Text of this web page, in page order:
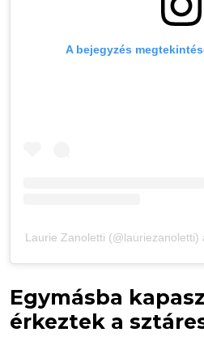
A bejegyzés
Laurie Zanoletti
Egymásba
érkeztek a